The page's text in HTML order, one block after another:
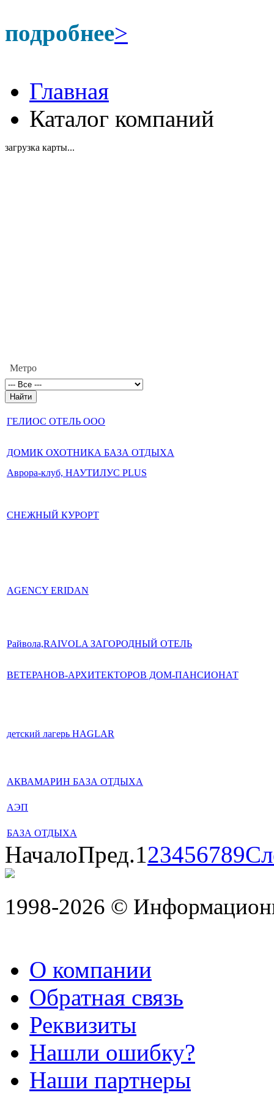
подробнее>
Главная
Каталог компаний
загрузка карты...
Метро
ГЕЛИОС ОТЕЛЬ ООО
ДОМИК ОХОТНИКА БАЗА ОТДЫХА
Аврора-клуб, НАУТИЛУС PLUS
СНЕЖНЫЙ КУРОРТ
AGENCY ERIDAN
Райвола,RAIVOLA ЗАГОРОДНЫЙ ОТЕЛЬ
ВЕТЕРАНОВ-АРХИТЕКТОРОВ ДОМ-ПАНСИОНАТ
детский лагерь HAGLAR
АКВАМАРИН БАЗА ОТДЫХА
АЭП
БАЗА ОТДЫХА
НачалоПред.123456789
1998-2026 ©
О компании
Обратная связь
Реквизиты
Нашли ошибку?
Наши партнеры